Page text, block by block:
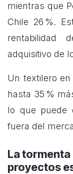
mientras que
Chile 26 %.
rentabilidad
adquisitivo de
Un textilero
hasta 35 %
lo que puede
fuera del
La tormenta
proyectos